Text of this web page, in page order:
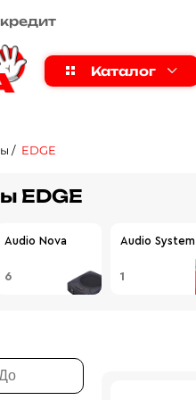
Каталог
EDGE
EDGE
Audio Nova
6
Audio System
1